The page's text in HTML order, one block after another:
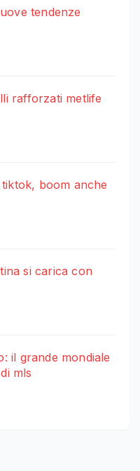
tendenze
rafforzati metlife
boom anche
si carica con
il grande mondiale
mls